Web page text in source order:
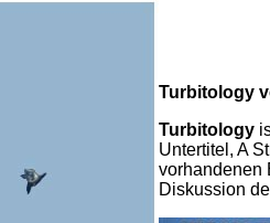
Turbitology
Untertitel, A
vorhandenen
Diskussion